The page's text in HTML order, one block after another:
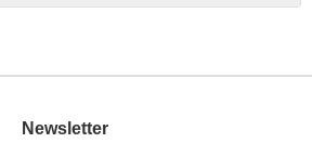
Newsletter